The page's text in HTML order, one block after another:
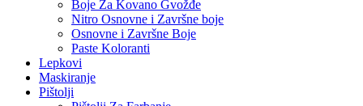
Boje Za Kovano Gvožđe
Nitro Osnovne i Završne boje
Osnovne i Završne Boje
Paste Koloranti
Lepkovi
Maskiranje
Pištolji